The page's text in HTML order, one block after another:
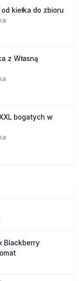
kiełka do zbioru
z Własną
bogatych w
Blackberry